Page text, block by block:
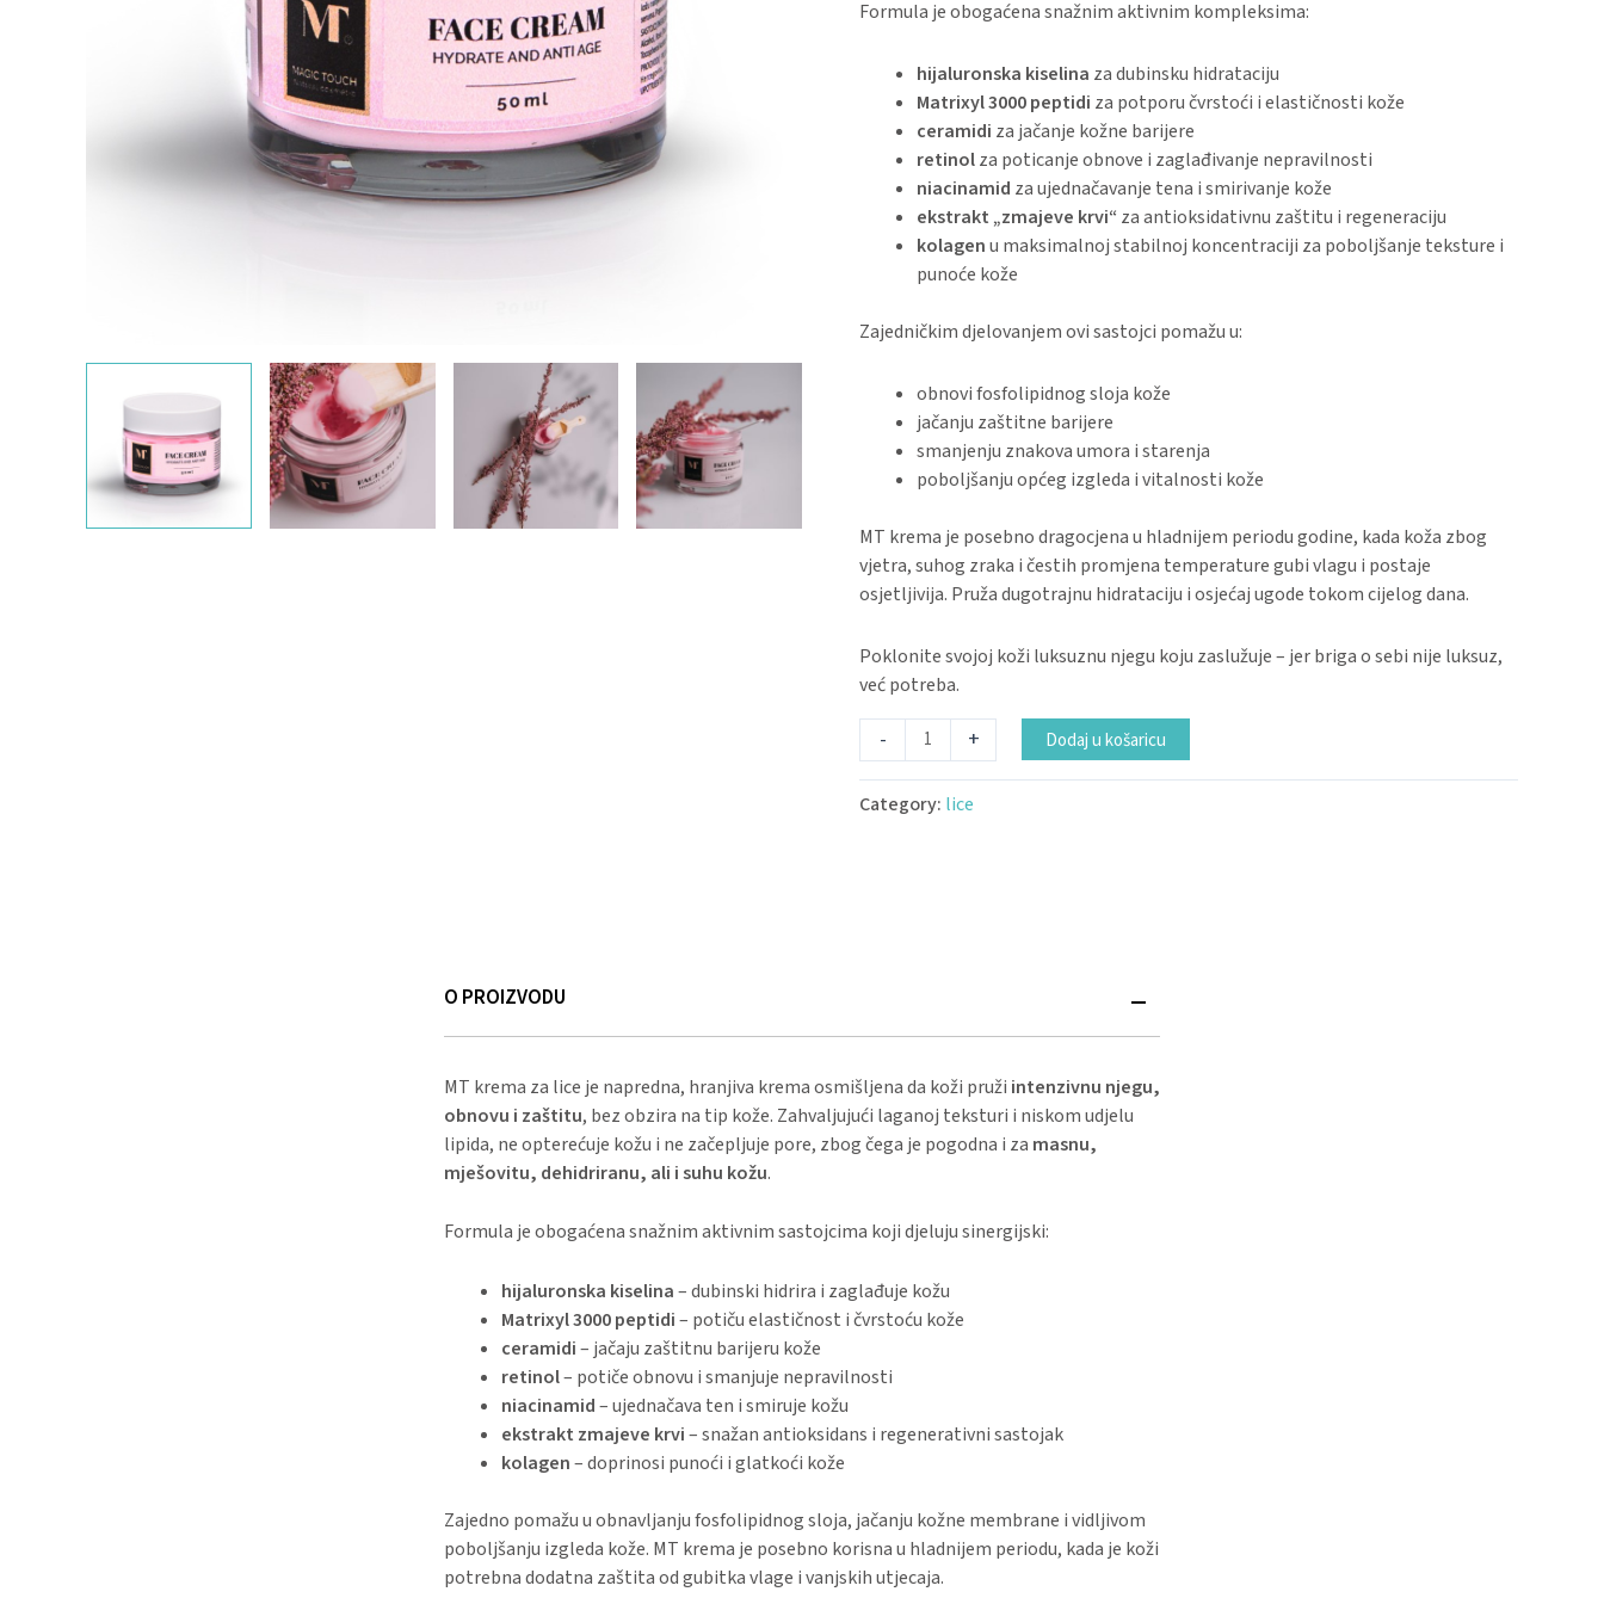
Formula je obogaćena snažnim aktivnim kompleksima:
hijaluronska kiselina za dubinsku hidrataciju
Matrixyl 3000 peptidi za potporu čvrstoći i elastičnosti kože
ceramidi za jačanje kožne barijere
retinolza poticanje obnove i zaglađivanje nepravilnosti
niacinamid za ujednačavanje tena i smirivanje kože
ekstrakt „zmajeve krvi“ za antioksidativnu zaštitu i regeneraciju
kolagenu maksimalnoj stabilnoj koncentraciji za poboljšanje teksture i
punoće kože
Zajedničkim djelovanjem ovi sastojci pomažu u:
obnovi fosfolipidnog sloja kože
jačanju zaštitne barijere
smanjenju znakova umora i starenja
poboljšanju općeg izgleda i vitalnosti kože
MT krema je posebno dragocjena u hladnijem periodu godine, kada koža zbog
vjetra, suhog zraka i čestih promjena temperature gubi vlagu i postaje
osjetljivija. Pruža dugotrajnu hidrataciju i osjećaj ugode tokom cijelog dana.
Poklonite svojoj koži luksuznu njegu koju zaslužuje – jer briga o sebi nije luksuz,
već potreba.
- + Dodaj u košaricu
Category: lice
O PROIZVODU
MT krema za lice je napredna, hranjiva krema osmišljena da koži pruži intenzivnu njegu,
obnovu i zaštitu, bez obzira na tip kože. Zahvaljujući laganoj teksturi i niskom udjelu
lipida, ne opterećuje kožu i ne začepljuje pore, zbog čega je pogodna i za masnu,
mješovitu, dehidriranu, ali i suhu kožu.
Formula je obogaćena snažnim aktivnim sastojcima koji djeluju sinergijski:
hijaluronska kiselina– dubinski hidrira i zaglađuje kožu
Matrixyl 3000 peptidi– potiču elastičnost i čvrstoću kože
ceramidi– jačaju zaštitnu barijeru kože
retinol– potiče obnovu i smanjuje nepravilnosti
niacinamid– ujednačava ten i smiruje kožu
ekstrakt zmajeve krvi– snažan antioksidans i regenerativni sastojak
kolagen– doprinosi punoći i glatkoći kože
Zajedno pomažu u obnavljanju fosfolipidnog sloja, jačanju kožne membrane i vidljivom
poboljšanju izgleda kože. MT krema je posebno korisna u hladnijem periodu, kada je koži
potrebna dodatna zaštita od gubitka vlage i vanjskih utjecaja.